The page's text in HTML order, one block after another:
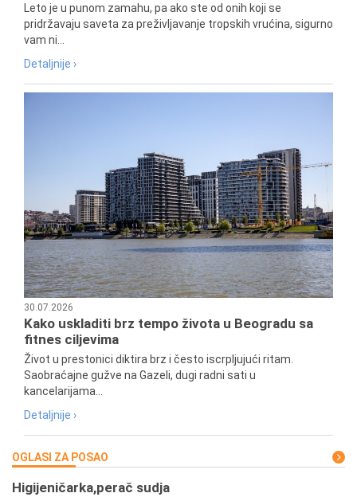
Leto je u punom zamahu, pa ako ste od onih koji se
pridržavaju saveta za preživljavanje tropskih vrućina, sigurno
vam ni...
Detaljnije ›
30.07.2026
Kako uskladiti brz tempo života u Beogradu sa
fitnes ciljevima
Život u prestonici diktira brz i često iscrpljujući ritam.
Saobraćajne gužve na Gazeli, dugi radni sati u
kancelarijama...
Detaljnije ›
OGLASI ZA POSAO
Higijeničarka,perač sudja